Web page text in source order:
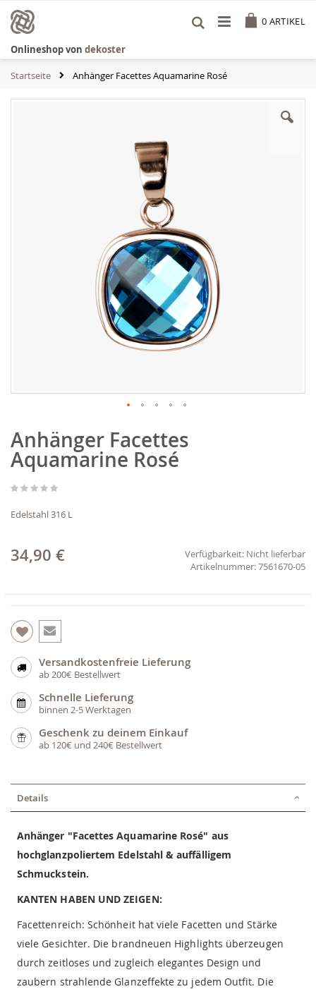
Inhalt
springen
0 ARTIKEL
Onlineshop von dekoster
Startseite Anhänger Facettes Aquamarine Rosé
Anfang
der
Bildgalerie
springen
Anhänger Facettes
Aquamarine Rosé
Edelstahl 316 L
34,90 € Verfügbarkeit: Nicht lieferbar
7561670-05
Versandkostenfreie Lieferung
ab 200€ Bestellwert
Schnelle Lieferung
binnen 2-5 Werktagen
Geschenk zu deinem Einkauf
ab 120€ und 240€ Bestellwert
Details
Anhänger "Facettes Aquamarine Rosé" aus
hochglanzpoliertem Edelstahl & auffälligem
Schmuckstein.
KANTEN HABEN UND ZEIGEN:
Facettenreich: Schönheit hat viele Facetten und Stärke
viele Gesichter. Die brandneuen Highlights überzeugen
durch zeitloses und zugleich elegantes Design und
zaubern strahlende Glanzeffekte zu jedem Outfit. Die